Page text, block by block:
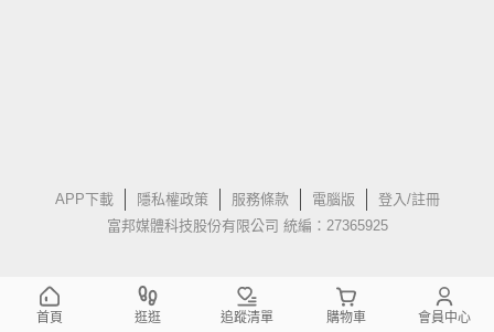
APP下載 隱私權政策 服務條款 電腦版
登入/註冊
富邦媒體科技股份有限公司 統編：27365925
首頁 逛逛 追蹤清單 購物車 會員中心